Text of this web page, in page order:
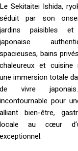
Le Sekitaitei Ishida,
séduit par son
jardins paisibles
japonaise
spacieuses, bains
chaleureux et cuisine
une immersion totale
de vivre
incontournable pour
alliant bien-être,
locale au cœur
exceptionnel.